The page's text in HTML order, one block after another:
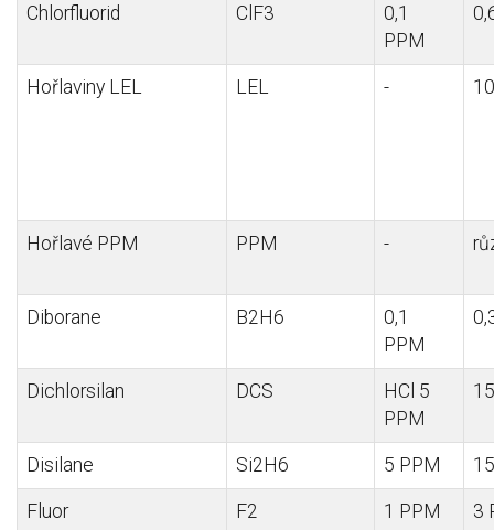
Chlorfluorid ClF3
0,1
PPM
Hořlaviny LEL LEL -
Hořlavé PPM PPM -
Diborane B2H6
0,1
PPM
Dichlorsilan DCS
HCl 5
PPM
Disilane Si2H6 5 PPM
Fluor F2 1 PPM 3